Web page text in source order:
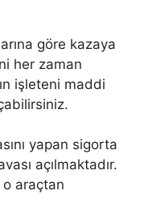
göre kazaya
her zaman
işleteni maddi
yapan sigorta
açılmaktadır.
o araçtan